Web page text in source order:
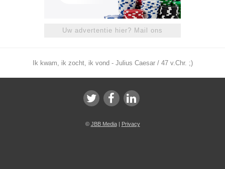
Uw advertentie hier? Mail ons
Ik kwam, ik zocht, ik vond - Julius Caesar / 47 v.Chr. ;)
© JBB Media| Privacy